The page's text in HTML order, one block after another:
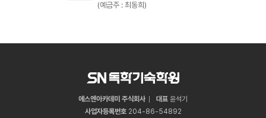
(예금주 : 최동희)
에스엔아카데미 주식회사 대표 윤석기
사업자등록번호 204-86-54892